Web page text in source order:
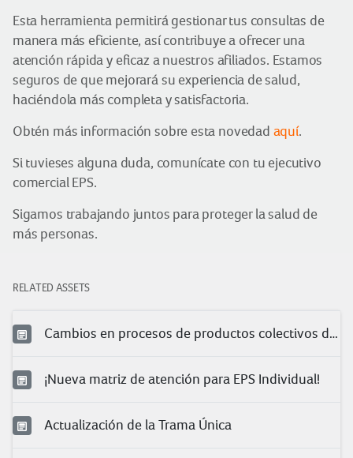
Esta herramienta permitirá gestionar tus consultas de
manera más eficiente, así contribuye a ofrecer una
atención rápida y eficaz a nuestros afiliados. Estamos
seguros de que mejorará su experiencia de salud,
haciéndola más completa y satisfactoria.
Obtén más información sobre esta novedad aquí.
Si tuvieses alguna duda, comunícate con tu ejecutivo
comercial EPS.
Sigamos trabajando juntos para proteger la salud de
más personas.
RELATED ASSETS
Cambios en procesos de productos colectivos de salud
¡Nueva matriz de atención para EPS Individual!
Actualización de la Trama Única